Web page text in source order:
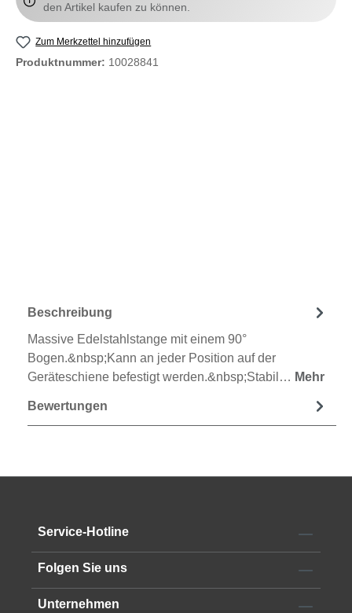
den Artikel kaufen zu können.
Zum Merkzettel hinzufügen
Produktnummer: 10028841
Beschreibung
Massive Edelstahlstange mit einem 90°
Bogen.&nbsp;Kann an jeder Position auf der
Geräteschiene befestigt werden.&nbsp;Stabil… Mehr
Bewertungen
Service-Hotline
Folgen Sie uns
Unternehmen